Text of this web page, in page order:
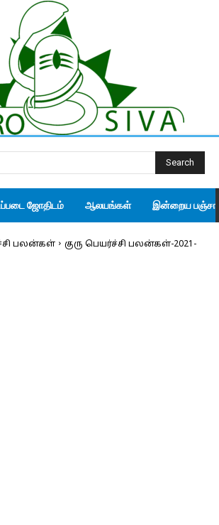
Search
ஜோதிடம் ஆலயங்கள் இன்றைய
பலன்கள்
குரு பெயர்ச்சி பலன்கள்-2021-